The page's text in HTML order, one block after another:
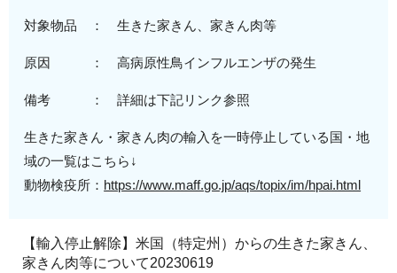
対象物品 ： 生きた家きん、家きん肉等
原因 ： 高病原性鳥インフルエンザの発生
備考 ： 詳細は下記リンク参照
生きた家きん・家きん肉の輸入を一時停止している国・地
域の一覧はこちら↓
動物検疫所： https://www.maff.go.jp/aqs/topix/im/hpai.html
【輸入停止解除】米国（特定州）からの生きた家きん、
家きん肉等について20230619